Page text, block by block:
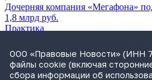
Дочерняя компания «Мегафона»
1,8 млрд руб.
Практика
СИП проверит отмену патента на
устройствами после возражений
Практика
ООО «Правовые Новости» (ИНН
файлы cookie (включая
сбора информации об